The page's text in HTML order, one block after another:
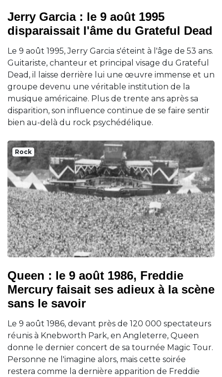
Jerry Garcia : le 9 août 1995
disparaissait l'âme du Grateful Dead
Le 9 août 1995, Jerry Garcia s'éteint à l'âge de 53 ans.
Guitariste, chanteur et principal visage du Grateful
Dead, il laisse derrière lui une œuvre immense et un
groupe devenu une véritable institution de la
musique américaine. Plus de trente ans après sa
disparition, son influence continue de se faire sentir
bien au-delà du rock psychédélique.
Rock
Queen : le 9 août 1986, Freddie
Mercury faisait ses adieux à la scène
sans le savoir
Le 9 août 1986, devant près de 120 000 spectateurs
réunis à Knebworth Park, en Angleterre, Queen
donne le dernier concert de sa tournée Magic Tour.
Personne ne l'imagine alors, mais cette soirée
restera comme la dernière apparition de Freddie